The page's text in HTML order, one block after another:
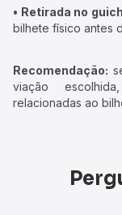
• Retirada no
bilhete físico antes
Recomendação:
viação
relacionadas ao